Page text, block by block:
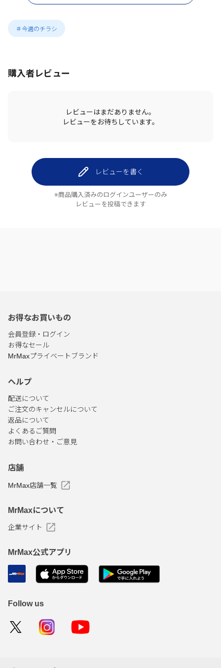
＃今週のチラシ
購入者レビュー
レビューはまだありません。
レビューをお待ちしています。
レビューを書く
※商品購入済みのログインユーザーのみ
レビューを投稿できます
お得なお買いもの
会員登録・ログイン
お得なセール
MrMaxプライベートブランド
ヘルプ
配送について
ご注文のキャンセルについて
返品について
よくあるご質問
お問い合わせ・ご意見
店舗
MrMax店舗一覧
MrMaxについて
企業サイト
MrMax公式アプリ
Follow us